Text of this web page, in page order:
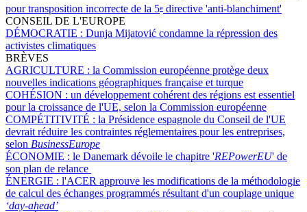
pour transposition incorrecte de la 5e directive 'anti-blanchiment'
CONSEIL DE L'EUROPE
DÉMOCRATIE : Dunja Mijatović condamne la répression des
activistes climatiques
BRÈVES
AGRICULTURE : la Commission européenne protège deux
nouvelles indications géographiques française et turque
COHÉSION : un développement cohérent des régions est essentiel
pour la croissance de l'UE, selon la Commission européenne
COMPÉTITIVITÉ : la Présidence espagnole du Conseil de l'UE
devrait réduire les contraintes réglementaires pour les entreprises,
selon BusinessEurope
ÉCONOMIE : le Danemark dévoile le chapitre 'REPowerEU' de
son plan de relance
ÉNERGIE : l'ACER approuve les modifications de la méthodologie
de calcul des échanges programmés résultant d'un couplage unique
‘day-ahead’